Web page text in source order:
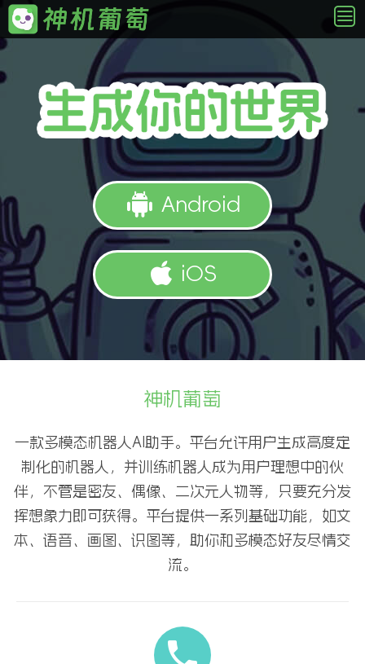
Android
iOS
神机葡萄
一款多模态机器人AI助手。平台允许用户生成高度定
制化的机器人，并训练机器人成为用户理想中的伙
伴，不管是密友、偶像、二次元人物等，只要充分发
挥想象力即可获得。平台提供一系列基础功能，如文
本、语音、画图、识图等，助你和多模态好友尽情交
流。